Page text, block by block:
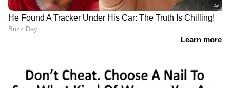
നാവികസേനയുടെ ഐഎൻഎസ്
കൽപ്പേനി നീണ്ടകരയിൽ | Kollam |
Indian Navy